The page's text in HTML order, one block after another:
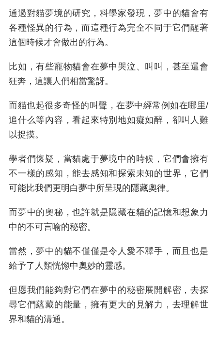
通過對貓夢境的研究，科學家發現，夢中的貓會有
各種怪異的行為，而這種行為完全不同于它們醒著
這個時候才會做出的行為。
比如，有些寵物貓會在夢中哭泣、叫叫，甚至還會
狂奔，這讓人們相當驚訝。
而貓也起很多奇怪的叫聲，在夢中經常例如在哪里/
追什么等內容，看起來特別地如癡如醉，卻叫人難
以捉摸。
學者們懷疑，當貓處于夢境中的時候，它們會擁有
不一樣的感知，能去感知和探索未知的世界，它們
可能比我們更明白夢中所呈現的隱藏奧律。
而夢中的奧秘，也許就是隱藏在貓的記憶和想象力
中的不可言喻的秘密。
當然，夢中的貓不僅僅是令人愛不釋手，而且也是
給予了人類恍惚中奧妙的靈感。
但愿我們能夠對它們在夢中的秘密展開解密，去探
尋它們蘊藏的能量，擁有更大的見解力，去理解世
界和貓的溝通。